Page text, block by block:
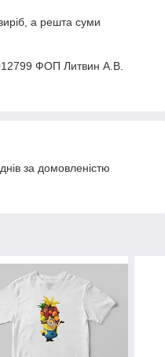
а решта суми
ФОП Литвин А.В.
за домовленістю